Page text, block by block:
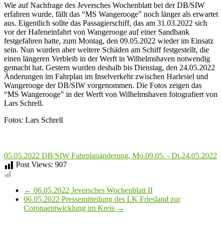
Wie auf Nachfrage des Jeversches Wochenblatt bei der DB/SIW
erfahren wurde, fällt das “MS Wangerooge” noch länger als erwartet
aus. Eigentlich sollte das Passagierschiff, das am 31.03.2022 sich
vor der Hafeneinfahrt von Wangerooge auf einer Sandbank
festgefahren hatte, zum Montag, den 09.05.2022 wieder im Einsatz
sein. Nun wurden aber weitere Schäden am Schiff festgestellt, die
einen längeren Verbleib in der Werft in Wilhelmshaven notwendig
gemacht hat. Gestern wurden deshalb bis Dienstag, den 24.05.2022
Änderungen im Fahrplan im Inselverkehr zwischen Harlesiel und
Wangerooge der DB/SIW vorgenommen. Die Fotos zeigen das
“MS Wangerooge” in der Werft von Wilhelmshaven fotografiert von
Lars Schrell.
Fotos: Lars Schrell
05.05.2022 DB/SIW Fahrplanänderung, Mo.09.05. - Di.24.05.2022
Post Views: 907
← 06.05.2022 Jeversches Wochenblatt II
06.05.2022 Pressemitteilung des LK Friesland zur
Coronaentwicklung im Kreis →